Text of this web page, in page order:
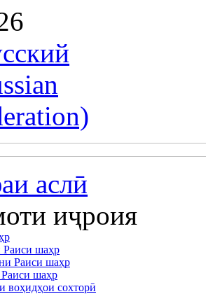
аслӣ
иҷроия
Раиси шаҳр
Раиси шаҳр
Раиси шаҳр
воҳидҳои сохторӣ